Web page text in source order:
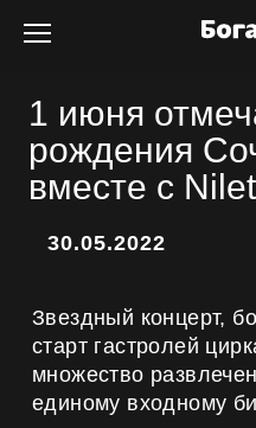
Об отеле
Номера
1 июня
рождения
вместе с
30.05.2022
Звездный концерт,
старт гастролей
множество
единому входному